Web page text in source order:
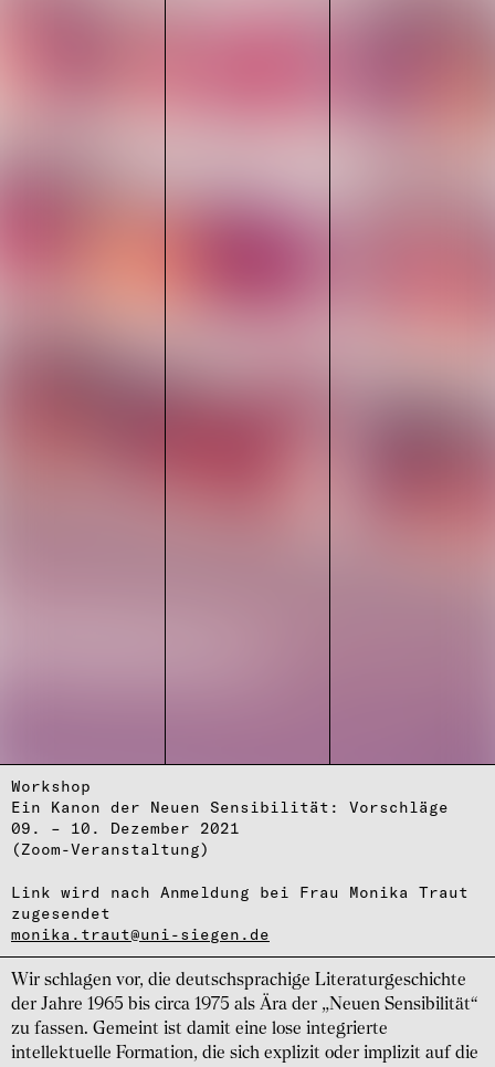
Workshop
Ein Kanon der Neuen Sensibilität: Vorschläge
09. – 10. Dezember 2021
(Zoom-Veranstaltung)
Link wird nach Anmeldung bei Frau Monika Traut
zugesendet
monika.traut@uni-siegen.de
Wir schlagen vor, die deutschsprachige Literaturgeschichte
der Jahre 1965 bis circa 1975 als Ära der „Neuen Sensibilität“
zu fassen. Gemeint ist damit eine lose integrierte
intellektuelle Formation, die sich explizit oder implizit auf die